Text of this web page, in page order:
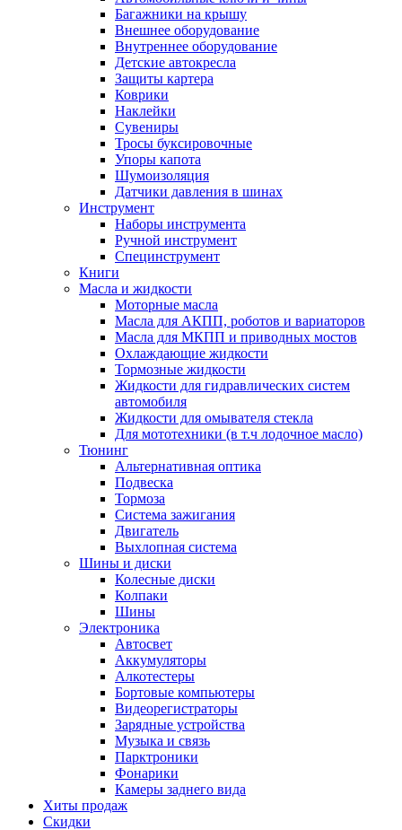
Багажники на крышу
Внешнее оборудование
Внутреннее оборудование
Детские автокресла
Защиты картера
Коврики
Наклейки
Сувениры
Тросы буксировочные
Упоры капота
Шумоизоляция
Датчики давления в шинах
Инструмент
Наборы инструмента
Ручной инструмент
Специнструмент
Книги
Масла и жидкости
Моторные масла
Масла для АКПП, роботов и вариаторов
Масла для МКПП и приводных мостов
Охлаждающие жидкости
Тормозные жидкости
Жидкости для гидравлических систем
автомобиля
Жидкости для омывателя стекла
Для мототехники (в т.ч лодочное масло)
Тюнинг
Альтернативная оптика
Подвеска
Тормоза
Система зажигания
Двигатель
Выхлопная система
Шины и диски
Колесные диски
Колпаки
Шины
Электроника
Автосвет
Аккумуляторы
Алкотестеры
Бортовые компьютеры
Видеорегистраторы
Зарядные устройства
Музыка и связь
Парктроники
Фонарики
Камеры заднего вида
Хиты продаж
Скидки